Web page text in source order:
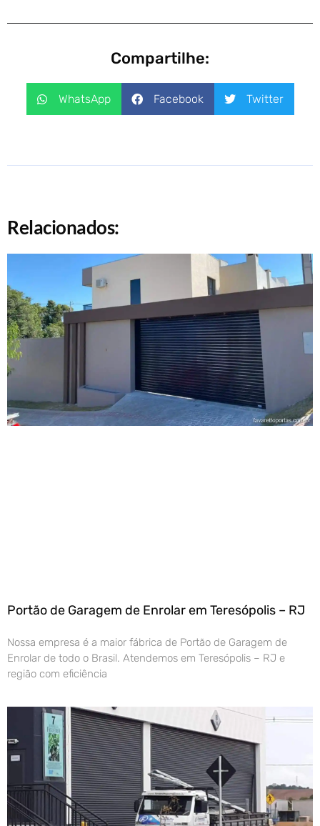
Compartilhe:
WhatsApp Facebook Twitter
Relacionados:
Portão de Garagem de Enrolar em Teresópolis – RJ
Nossa empresa é a maior fábrica de Portão de Garagem de
Enrolar de todo o Brasil. Atendemos em Teresópolis – RJ e
região com eficiência